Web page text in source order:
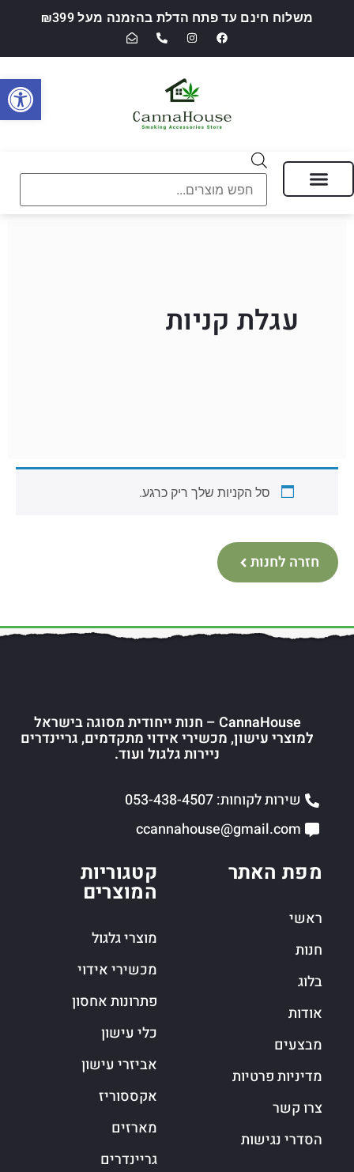
משלוח חינם עד פתח הדלת בהזמנה מעל ₪399
עגלת קניות​
סל הקניות שלך ריק כרגע.
חזרה לחנות
CannaHouse – חנות ייחודית מסוגה בישראל
למוצרי עישון, מכשירי אידוי מתקדמים, גריינדרים
ניירות גלגול ועוד.
שירות לקוחות: 053-438-4507
ccannahouse@gmail.com
מפת האתר
ראשי
חנות
בלוג
אודות
מבצעים
מדיניות פרטיות
צרו קשר
הסדרי נגישות
קטגוריות
המוצרים
מוצרי גלגול
מכשירי אידוי
פתרונות אחסון
כלי עישון
אביזרי עישון
אקססוריז
מארזים
גריינדרים
פתח